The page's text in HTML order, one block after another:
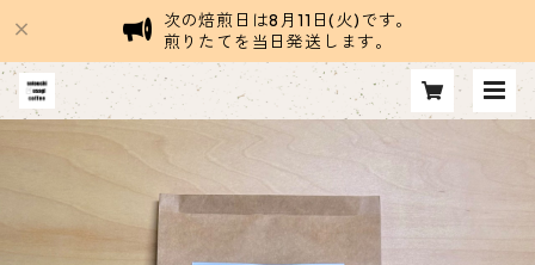
次の焙煎日は8月11日(火)です。
煎りたてを当日発送します。